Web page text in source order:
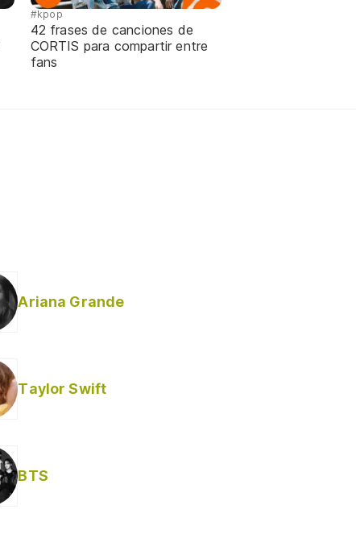
#kpop
42 frases de canciones de
CORTIS para compartir entre
fans
Ariana Grande
Taylor Swift
BTS